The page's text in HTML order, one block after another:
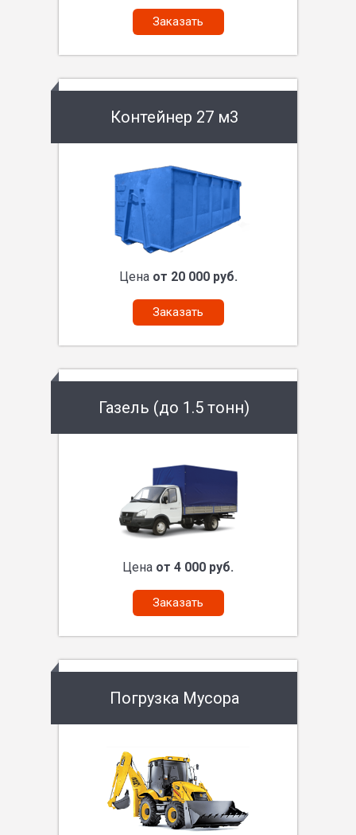
Заказать
Контейнер 27 м3
Цена от 20 000 руб.
Заказать
Газель (до 1.5 тонн)
Цена от 4 000 руб.
Заказать
Погрузка Мусора